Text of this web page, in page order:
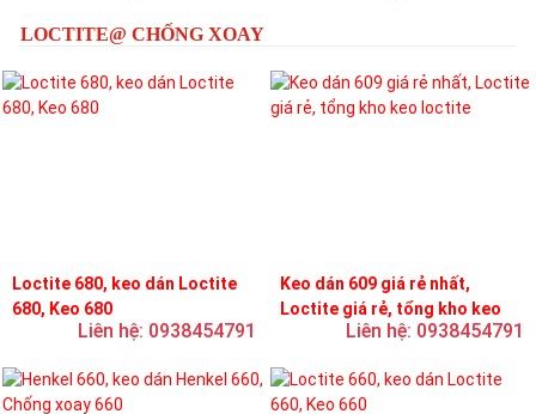
LOCTITE@ CHỐNG XOAY
Loctite 680, keo dán Loctite
680, Keo 680
Liên hệ: 0938454791
Keo dán 609 giá rẻ nhất,
Loctite giá rẻ, tổng kho keo
Liên hệ: 0938454791